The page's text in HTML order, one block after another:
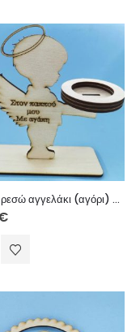
Ξύλινο ρεσώ αγγελάκι (αγόρι) Στον παππού μου Με αγάπη 15 εκ.